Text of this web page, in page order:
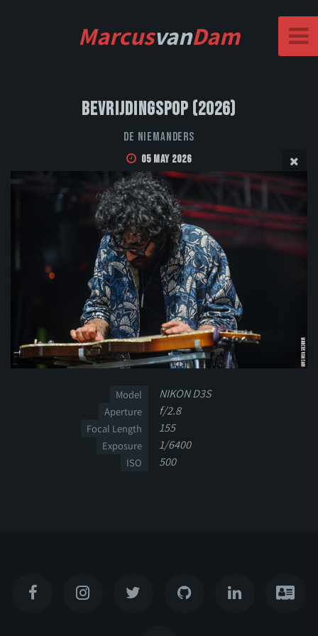
MarcusvanDam
Bevrijdingspop (2026)
De Niemanders
05 May 2026
Model NIKON D3S
Aperture f/2.8
Focal Length 155
Exposure 1/6400
ISO 500